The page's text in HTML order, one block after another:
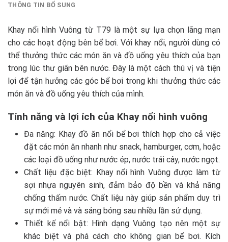
THÔNG TIN BỔ SUNG
Khay nổi hình Vuông từ T79 là một sự lựa chọn lãng mạn
cho các hoạt động bên bể bơi. Với khay nổi, người dùng có
thể thưởng thức các món ăn và đồ uống yêu thích của bạn
trong lúc thư giãn bên nước. Đây là một cách thú vị và tiện
lợi để tận hưởng các góc bể bơi trong khi thưởng thức các
món ăn và đồ uống yêu thích của mình.
Tính năng và lợi ích của Khay nổi hình vuông
Đa năng: Khay đồ ăn nổi bể bơi thích hợp cho cả việc
đặt các món ăn nhanh như snack, hamburger, cơm, hoặc
các loại đồ uống như nước ép, nước trái cây, nước ngọt.
Chất liệu đặc biệt: Khay nổi hình Vuông được làm từ
sợi nhựa nguyên sinh, đảm bảo độ bền và khả năng
chống thấm nước. Chất liệu này giúp sản phẩm duy trì
sự mới mẻ và và sáng bóng sau nhiều lần sử dụng.
Thiết kế nổi bật: Hình dạng Vuông tạo nên một sự
khác biệt và phá cách cho không gian bể bơi. Kích